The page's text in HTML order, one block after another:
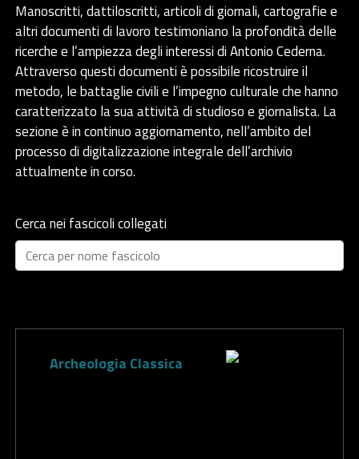
Manoscritti, dattiloscritti, articoli di giornali, cartografie e
altri documenti di lavoro testimoniano la profondità delle
ricerche e l’ampiezza degli interessi di Antonio Cederna.
Attraverso questi documenti è possibile ricostruire il
metodo, le battaglie civili e l’impegno culturale che hanno
caratterizzato la sua attività di studioso e giornalista. La
sezione è in continuo aggiornamento, nell’ambito del
processo di digitalizzazione integrale dell’archivio
attualmente in corso.
Cerca nei fascicoli collegati
Archeologia Classica